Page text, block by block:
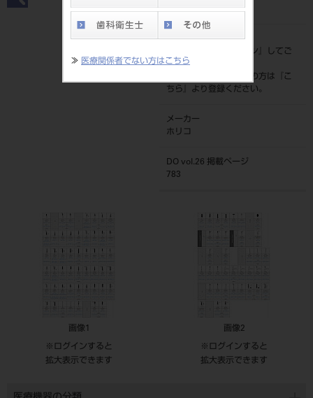
≫ 医療関係者でない方はこちら
標準価格
ログイン
』してご
覧ください。
ネット会員登録がまだの方は『
こ
ちら
』より登録ください。
メーカー
ホリコ
DO vol.26 掲載ページ
783
画像1
※ログインすると
拡大表示できます
画像2
※ログインすると
拡大表示できます